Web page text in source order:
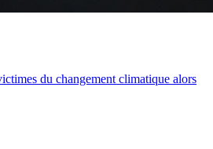
du changement climatique alors